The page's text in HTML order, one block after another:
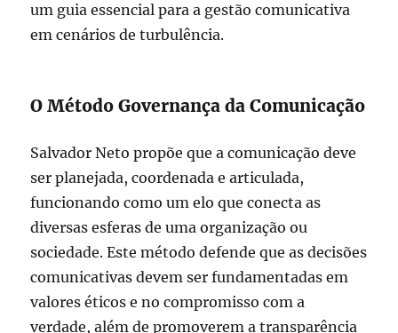
um guia essencial para a gestão comunicativa
em cenários de turbulência.
O Método Governança da Comunicação
Salvador Neto propõe que a comunicação deve
ser planejada, coordenada e articulada,
funcionando como um elo que conecta as
diversas esferas de uma organização ou
sociedade. Este método defende que as decisões
comunicativas devem ser fundamentadas em
valores éticos e no compromisso com a
verdade, além de promoverem a transparência